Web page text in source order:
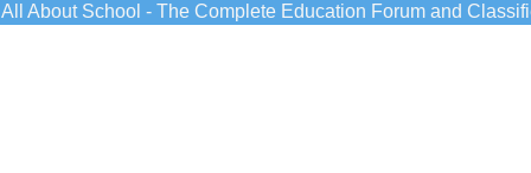
All About School - The Complete Education Forum and